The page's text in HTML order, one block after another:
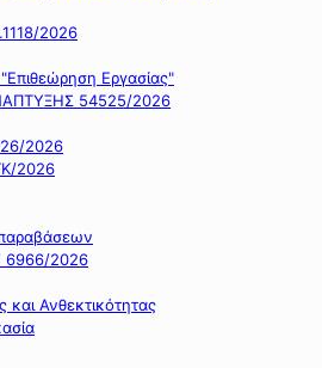
2026
Εργασίας"
54525/2026
2026
2026
2026
Ανθεκτικότητας